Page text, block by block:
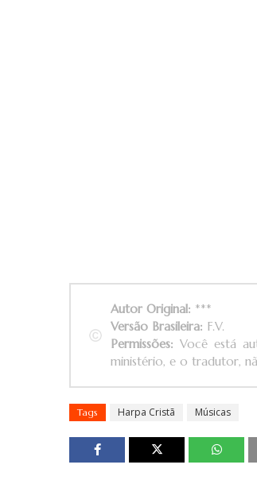
Autor Original: ***
Versão Brasileira: F.V.
Permissões: Você está
ministério, e o tradutor,
Tags Harpa Cristã Músicas